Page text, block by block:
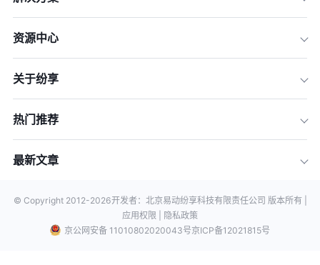
资源中心
关于纷享
热门推荐
最新文章
© Copyright 2012-2026开发者：北京易动纷享科技有限责任公司 版本所有 |
应用权限 |
隐私政策
京公网安备 11010802020043号京ICP备12021815号